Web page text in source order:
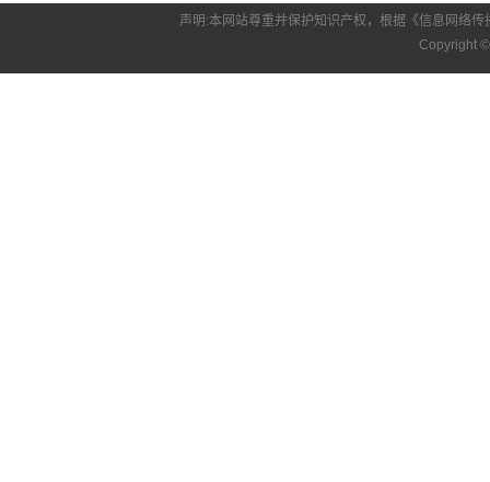
声明:本网站尊重并保护知识产权，根据《信息网络
Copyright